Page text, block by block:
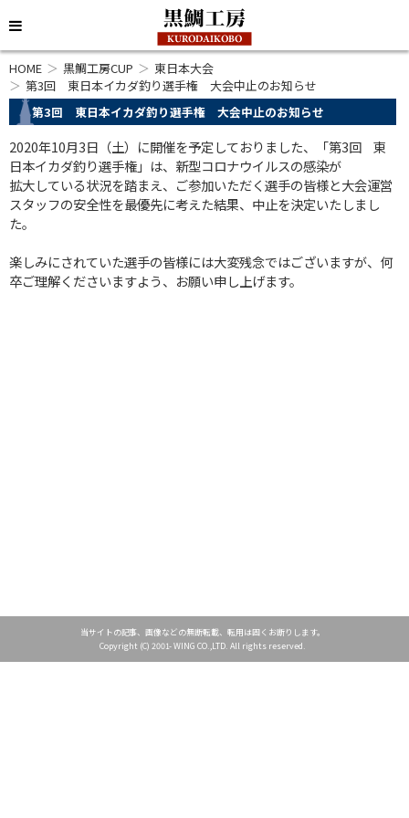
HOME 黒鯛工房CUP
東日本大会
第3回 東日本イカダ釣り選手権 大会中止のお知らせ
第3回 東日本イカダ釣り選手権 大会中止のお知らせ
2020年10月3日（土）に開催を予定しておりました、「第3回 東
日本イカダ釣り選手権」は、新型コロナウイルスの感染が
拡大している状況を踏まえ、ご参加いただく選手の皆様と大会運営
スタッフの安全性を最優先に考えた結果、中止を決定いたしまし
た。
楽しみにされていた選手の皆様には大変残念ではございますが、何
卒ご理解くださいますよう、お願い申し上げます。
当サイトの記事、画像などの無断転載、転用は固くお断りします。
Copyright (C) 2001- WING CO.,LTD. All rights reserved.